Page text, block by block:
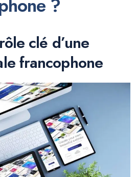
?
clé d’une
francophone